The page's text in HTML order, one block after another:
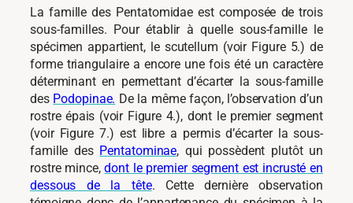
La famille des Pentatomidae est composée de trois
sous-familles. Pour établir à quelle sous-famille le
spécimen appartient, le scutellum (voir Figure 5.) de
forme triangulaire a encore une fois été un caractère
déterminant en permettant d’écarter la sous-famille
des Podopinae. De la même façon, l’observation d’un
rostre épais (voir Figure 4.), dont le premier segment
(voir Figure 7.) est libre a permis d’écarter la sous-
famille des Pentatominae, qui possèdent plutôt un
rostre mince,dont le premier segment est incrusté en
dessous de la tête. Cette dernière observation